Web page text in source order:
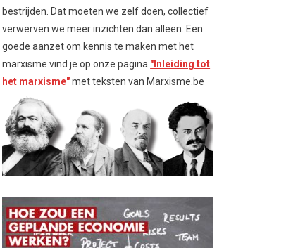
bestrijden. Dat moeten we zelf doen, collectief
verwerven we meer inzichten dan alleen. Een
goede aanzet om kennis te maken met het
marxisme vind je op onze pagina "Inleiding tot
het marxisme"met teksten van Marxisme.be